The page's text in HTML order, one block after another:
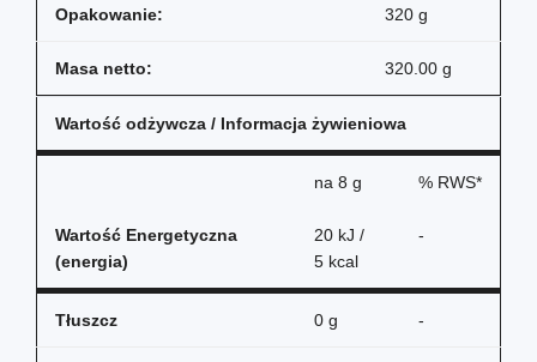
Opakowanie: 320 g
Masa netto: 320.00 g
Wartość odżywcza / Informacja żywieniowa
na 8 g % RWS*
Wartość Energetyczna
(energia)
20 kJ /
5 kcal
-
Tłuszcz 0 g -